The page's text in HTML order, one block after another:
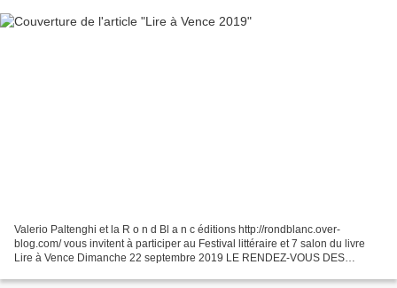
Valerio Paltenghi et la R o n d Bl a n c éditions http://rondblanc.over-
blog.com/ vous invitent à participer au Festival littéraire et 7 salon du livre
Lire à Vence Dimanche 22 septembre 2019 LE RENDEZ-VOUS DES